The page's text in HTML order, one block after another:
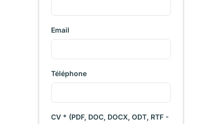
Email
Téléphone
CV * (PDF, DOC, DOCX, ODT, RTF -